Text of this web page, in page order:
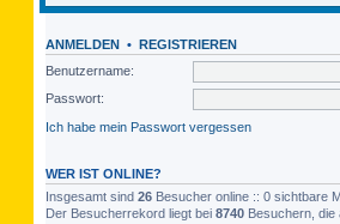
ANMELDEN • REGISTRIEREN
Benutzername:
Passwort:
Ich habe mein Passwort vergessen
WER IST ONLINE?
Insgesamt sind 26 Besucher online :: 0 sichtbare
Der Besucherrekord liegt bei 8740 Besuchern, die